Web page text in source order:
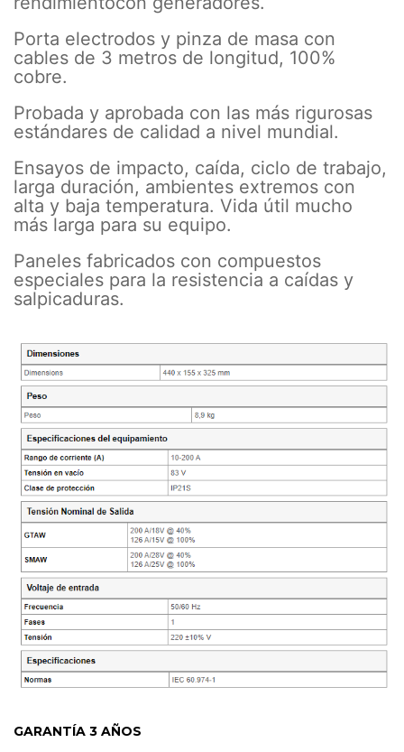
Porta electrodos y pinza de masa con
cables de 3 metros de longitud, 100%
cobre.
Probada y aprobada con las más rigurosas
estándares de calidad a nivel mundial.
Ensayos de impacto, caída, ciclo de trabajo,
larga duración, ambientes extremos con
alta y baja temperatura. Vida útil mucho
más larga para su equipo.
Paneles fabricados con compuestos
especiales para la resistencia a caídas y
salpicaduras.
GARANTÍA 3 AÑOS